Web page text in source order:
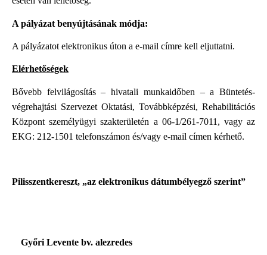
A pályázat benyújtásának módja:
A pályázatot elektronikus úton a e-mail címre kell eljuttatni.
Elérhetőségek
Bővebb felvilágosítás – hivatali munkaidőben – a Büntetés-
végrehajtási Szervezet Oktatási, Továbbképzési, Rehabilitációs
Központ személyügyi szakterületén a 06-1/261-7011, vagy az
EKG: 212-1501 telefonszámon és/vagy e-mail címen kérhető.
Pilisszentkereszt, „az elektronikus dátumbélyegző szerint”
Győri Levente bv. alezredes